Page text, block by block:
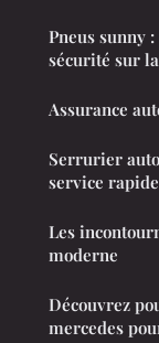
Pneus sunny
sécurité sur
Assurance
Serrurier
service rapide
Les
moderne
Découvrez
mercedes